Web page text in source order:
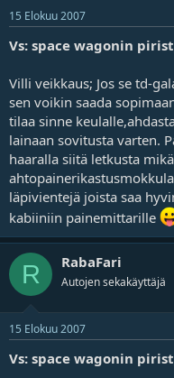
15 Elokuu 2007
Vs: space wagonin
Villi veikkaus; Jos se td-
sen voikin saada
tilaa sinne
lainaan sovitusta varten.
haaralla siitä letkusta
läpivientejä joista saa
kabiiniin painemittarille
R RabaFari
Autojen sekakäyttäjä
15 Elokuu 2007
Vs: space wagonin